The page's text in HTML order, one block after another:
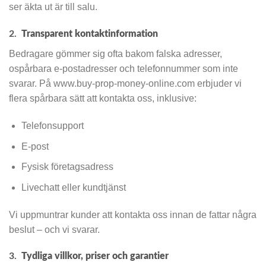
ser äkta ut är till salu.
2. Transparent kontaktinformation
Bedragare gömmer sig ofta bakom falska adresser,
ospårbara e-postadresser och telefonnummer som inte
svarar. På www.buy-prop-money-online.com erbjuder vi
flera spårbara sätt att kontakta oss, inklusive:
Telefonsupport
E-post
Fysisk företagsadress
Livechatt eller kundtjänst
Vi uppmuntrar kunder att kontakta oss innan de fattar några
beslut – och vi svarar.
3. Tydliga villkor, priser och garantier